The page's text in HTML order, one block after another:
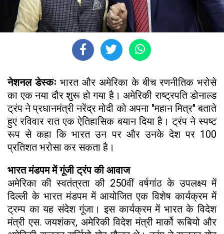
नेशनल डेस्कः भारत और अमेरिका के बीच रणनीतिक भरोसे
का एक नया दौर शुरू हो गया है। अमेरिकी राष्ट्रपति डोनाल्ड
ट्रंप ने प्रधानमंत्री नरेंद्र मोदी को अपना "महान मित्र" बताते
हुए रविवार रात एक ऐतिहासिक बयान दिया है। ट्रंप ने स्पष्ट
रूप से कहा कि भारत उन पर और उनके देश पर 100
प्रतिशत भरोसा कर सकता है।
भारत मंडपम में गूंजी ट्रंप की आवाज
अमेरिका की स्वतंत्रता की 250वीं वर्षगांठ के उपलक्ष्य में
दिल्ली के भारत मंडपम में आयोजित एक विशेष कार्यक्रम में
ट्रम्प का यह संदेश गूंजा। इस कार्यक्रम में भारत के विदेश
मंत्री एस. जयशंकर, अमेरिकी विदेश मंत्री मार्को रूबियो और